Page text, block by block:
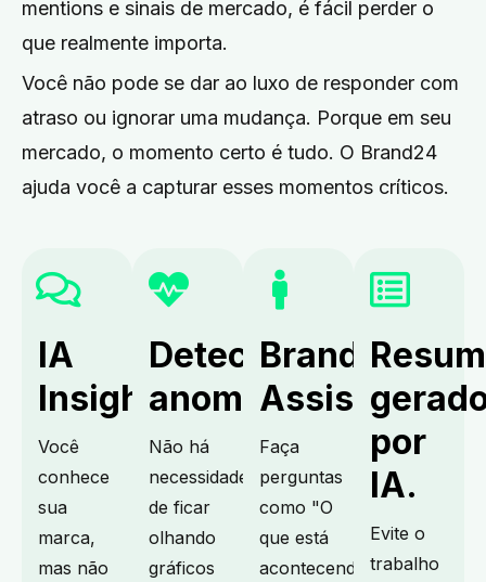
mentions e sinais de mercado, é fácil perder o
que realmente importa.
Você não pode se dar ao luxo de responder com
atraso ou ignorar uma mudança. Porque em seu
mercado, o momento certo é tudo. O Brand24
ajuda você a capturar esses momentos críticos.
IA
Insights.
Você
conhece
sua
marca,
mas não
Detectar
anomalias.
Não há
necessidade
de ficar
olhando
gráficos
Brand
Assistant.
Faça
perguntas
como "O
que está
acontecendo
por
IA.
Evite o
trabalho